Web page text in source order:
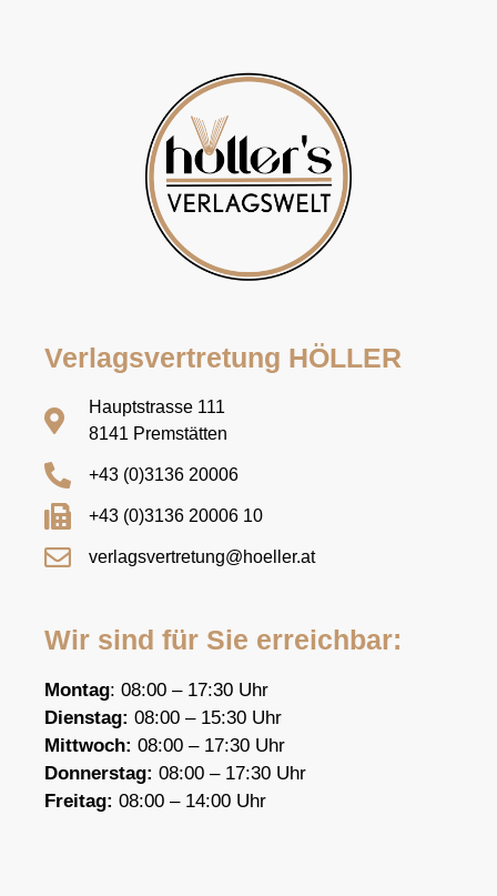
Verlagsvertretung HÖLLER
Hauptstrasse 111
8141 Premstätten
+43 (0)3136 20006
+43 (0)3136 20006 10
verlagsvertretung@hoeller.at
Wir sind für Sie erreichbar:
Montag: 08:00 – 17:30 Uhr
Dienstag: 08:00 – 15:30 Uhr
Mittwoch: 08:00 – 17:30 Uhr
Donnerstag: 08:00 – 17:30 Uhr
Freitag: 08:00 – 14:00 Uhr